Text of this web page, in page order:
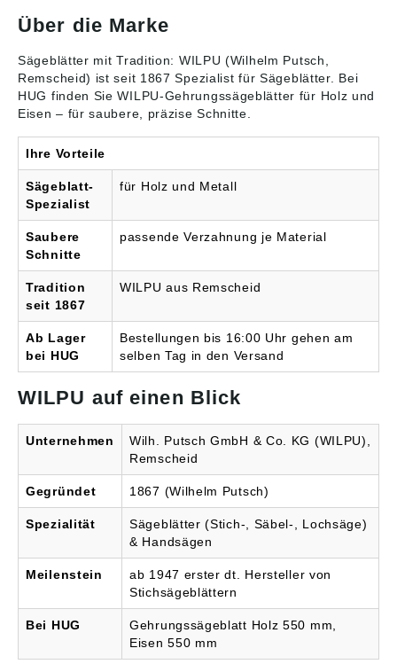
Über die Marke
Sägeblätter mit Tradition: WILPU (Wilhelm Putsch,
Remscheid) ist seit 1867 Spezialist für Sägeblätter. Bei
HUG finden Sie WILPU-Gehrungssägeblätter für Holz und
Eisen – für saubere, präzise Schnitte.
Ihre Vorteile
Sägeblatt-
Spezialist
für Holz und Metall
Saubere
Schnitte
passende Verzahnung je Material
Tradition
seit 1867
WILPU aus Remscheid
Ab Lager
bei HUG
Bestellungen bis 16:00 Uhr gehen am
selben Tag in den Versand
WILPU auf einen Blick
Unternehmen
Wilh. Putsch GmbH & Co. KG (WILPU),
Remscheid
Gegründet 1867 (Wilhelm Putsch)
Spezialität
Sägeblätter (Stich-, Säbel-, Lochsäge)
& Handsägen
Meilenstein
ab 1947 erster dt. Hersteller von
Stichsägeblättern
Bei HUG
Gehrungssägeblatt Holz 550 mm,
Eisen 550 mm